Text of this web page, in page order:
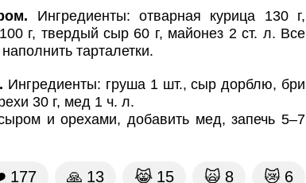
Ингредиенты: отварная курица 130 г,
г, твердый сыр 60 г, майонез 2 ст. л. Все
тарталетки.
Ингредиенты: груша 1 шт., сыр дорблю, бри
30 г, мед 1 ч. л.
и орехами, добавить мед, запечь 5–7
177 🙏 13 😹 15 🙀 8 😿 6